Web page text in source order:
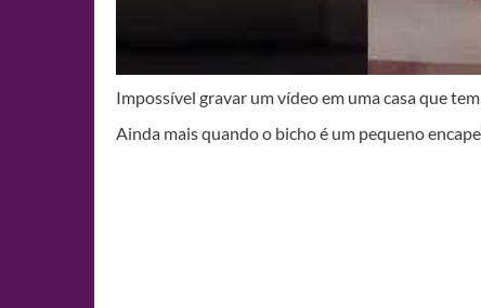
Impossível gravar um vídeo em uma casa que
Ainda mais quando o bicho é um pequeno